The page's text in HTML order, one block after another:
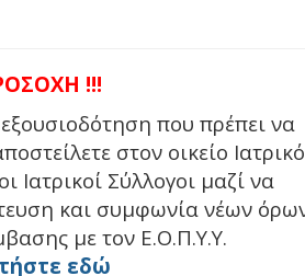
!!!
που πρέπει να
στον οικείο Ιατρικό
Ιατρικοί Σύλλογοι μαζί να
και συμφωνία νέων
με τον Ε.Ο.Π.Υ.Υ.
εδώ